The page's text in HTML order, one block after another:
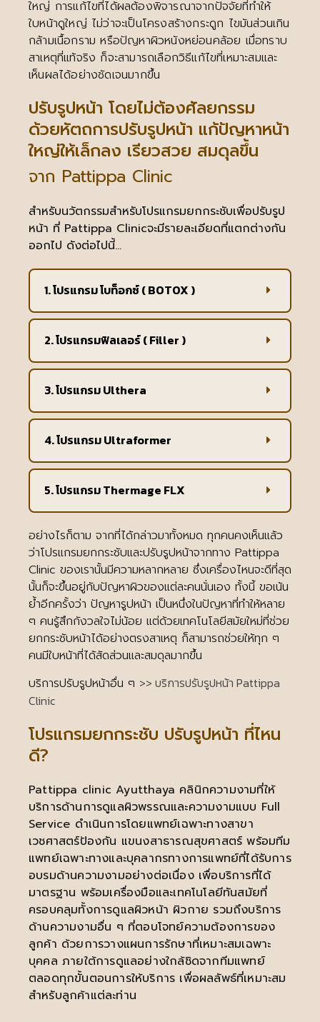
ใหญ่ การแก้ไขที่ได้ผลต้องพิจารณาจากปัจจัยที่ทำให้
ใบหน้าดูใหญ่ ไม่ว่าจะเป็นโครงสร้างกระดูก ไขมันส่วนเกิน
กล้ามเนื้อกราม หรือปัญหาผิวหนังหย่อนคล้อย เมื่อทราบ
สาเหตุที่แท้จริง ก็จะสามารถเลือกวิธีแก้ไขที่เหมาะสมและ
เห็นผลได้อย่างชัดเจนมากขึ้น
ปรับรูปหน้า โดยไม่ต้องศัลยกรรม
ด้วยหัตถการปรับรูปหน้า แก้ปัญหาหน้า
ใหญ่ให้เล็กลง เรียวสวย สมดุลขึ้น
จาก Pattippa Clinic
สำหรับนวัตกรรมสำหรับโปรแกรมยกกระชับเพื่อปรับรูป
หน้า ที่ Pattippa Clinicจะมีรายละเอียดที่แตกต่างกัน
ออกไป ดังต่อไปนี้…
1. โปรแกรม โบท็อกซ์ ( BOTOX )
2. โปรแกรมฟิลเลอร์ ( Filler )
3. โปรแกรม Ulthera
4. โปรแกรม Ultraformer
5. โปรแกรม Thermage FLX
อย่างไรก็ตาม จากที่ได้กล่าวมาทั้งหมด ทุกคนคงเห็นแล้ว
ว่าโปรแกรมยกกระชับและปรับรูปหน้าจากทาง Pattippa
Clinic ของเรานั้นมีความหลากหลาย ซึ่งเครื่องไหนจะดีที่สุด
นั้นก็จะขึ้นอยู่กับปัญหาผิวของแต่ละคนนั่นเอง ทั้งนี้ ขอเน้น
ย้ำอีกครั้งว่า ปัญหารูปหน้า เป็นหนึ่งในปัญหาที่ทำให้หลาย
ๆ คนรู้สึกกังวลใจไม่น้อย แต่ด้วยเทคโนโลยีสมัยใหม่ที่ช่วย
ยกกระชับหน้าได้อย่างตรงสาเหตุ ก็สามารถช่วยให้ทุก ๆ
คนมีใบหน้าที่ได้สัดส่วนและสมดุลมากขึ้น
บริการปรับรูปหน้าอื่น ๆ >> บริการปรับรูปหน้า Pattippa
Clinic
โปรแกรมยกกระชับ ปรับรูปหน้า ที่ไหน
ดี?
Pattippa clinic Ayutthaya คลินิกความงามที่ให้
บริการด้านการดูแลผิวพรรณและความงามแบบ Full
Service ดำเนินการโดยแพทย์เฉพาะทางสาขา
เวชศาสตร์ป้องกัน แขนงสาธารณสุขศาสตร์ พร้อมทีม
แพทย์เฉพาะทางและบุคลากรทางการแพทย์ที่ได้รับการ
อบรมด้านความงามอย่างต่อเนื่อง เพื่อบริการที่ได้
มาตรฐาน พร้อมเครื่องมือและเทคโนโลยีทันสมัยที่
ครอบคลุมทั้งการดูแลผิวหน้า ผิวกาย รวมถึงบริการ
ด้านความงามอื่น ๆ ที่ตอบโจทย์ความต้องการของ
ลูกค้า ด้วยการวางแผนการรักษาที่เหมาะสมเฉพาะ
บุคคล ภายใต้การดูแลอย่างใกล้ชิดจากทีมแพทย์
ตลอดทุกขั้นตอนการให้บริการ เพื่อผลลัพธ์ที่เหมาะสม
สำหรับลูกค้าแต่ละท่าน